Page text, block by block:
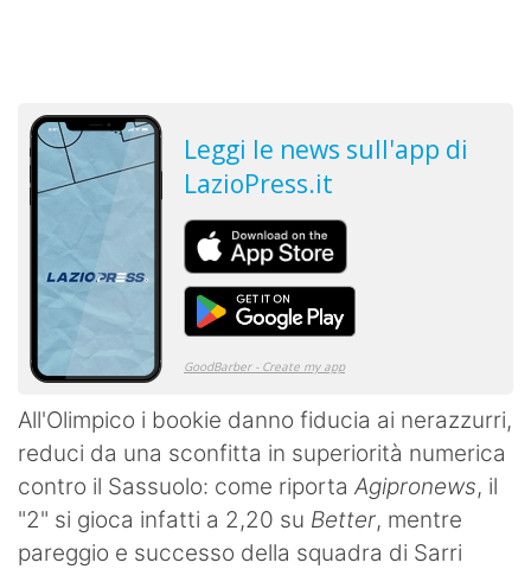
All'Olimpico i bookie danno fiducia ai nerazzurri,
reduci da una sconfitta in superiorità numerica
contro il Sassuolo: come riporta Agipronews, il
"2" si gioca infatti a 2,20 su Better, mentre
pareggio e successo della squadra di Sarri